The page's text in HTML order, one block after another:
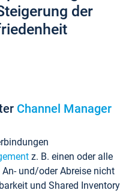
der
Channel Manager
z. B. einen oder alle
und/oder Abreise nicht
und Shared Inventory